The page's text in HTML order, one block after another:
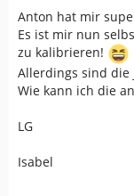
Anton hat mir
Es ist mir nun
zu kalibrieren!
Allerdings sind die
Wie kann ich die
LG
Isabel